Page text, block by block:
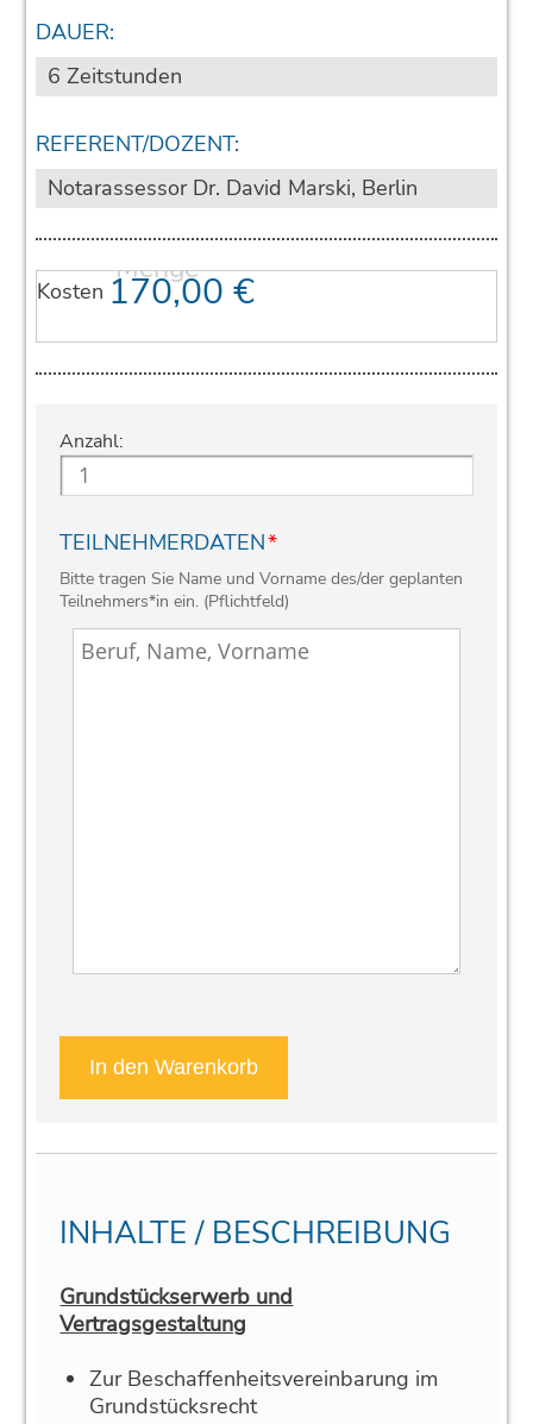
DAUER:
6 Zeitstunden
REFERENT/DOZENT:
Notarassessor Dr. David Marski, Berlin
Kosten 170,00€
Anzahl:
TEILNEHMERDATEN*
Bitte tragen Sie Name und Vorname des/der geplanten
Teilnehmers*in ein. (Pflichtfeld)
INHALTE / BESCHREIBUNG
Grundstückserwerb und
Vertragsgestaltung
Zur Beschaffenheitsvereinbarung im
Grundstücksrecht